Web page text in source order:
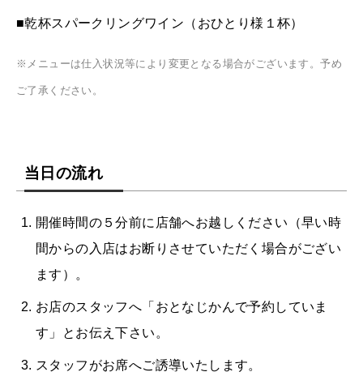
■乾杯スパークリングワイン（おひとり様１杯）
※メニューは仕入状況等により変更となる場合がございます。予め
ご了承ください。
当日の流れ
開催時間の５分前に店舗へお越しください（早い時
間からの入店はお断りさせていただく場合がござい
ます）。
お店のスタッフへ「おとなじかんで予約していま
す」とお伝え下さい。
スタッフがお席へご誘導いたします。